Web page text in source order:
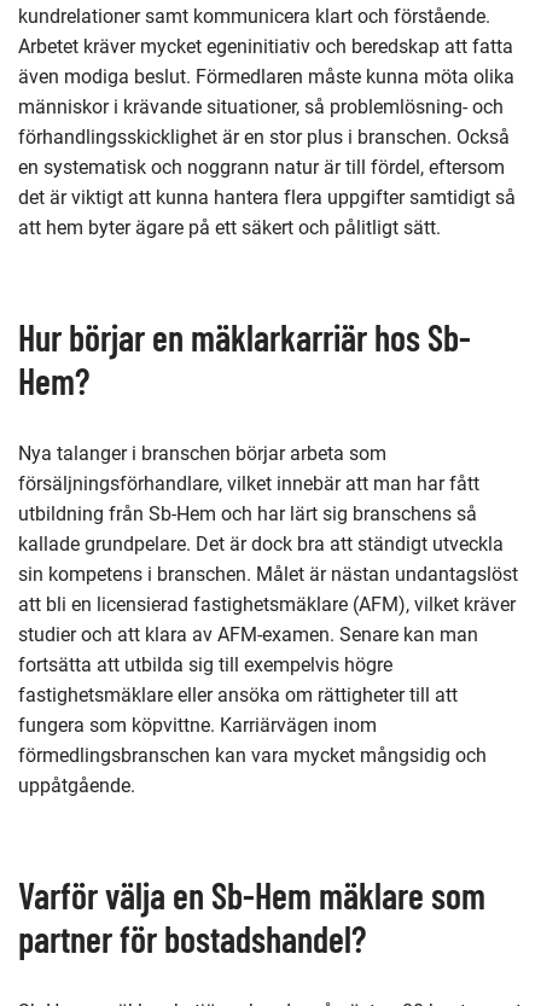
kundrelationer samt kommunicera klart och förstående.
Arbetet kräver mycket egeninitiativ och beredskap att fatta
även modiga beslut. Förmedlaren måste kunna möta olika
människor i krävande situationer, så problemlösning- och
förhandlingsskicklighet är en stor plus i branschen. Också
en systematisk och noggrann natur är till fördel, eftersom
det är viktigt att kunna hantera flera uppgifter samtidigt så
att hem byter ägare på ett säkert och pålitligt sätt.
Hur börjar en mäklarkarriär hos Sb-
Hem?
Nya talanger i branschen börjar arbeta som
försäljningsförhandlare, vilket innebär att man har fått
utbildning från Sb-Hem och har lärt sig branschens så
kallade grundpelare. Det är dock bra att ständigt utveckla
sin kompetens i branschen. Målet är nästan undantagslöst
att bli en licensierad fastighetsmäklare (AFM), vilket kräver
studier och att klara av AFM-examen. Senare kan man
fortsätta att utbilda sig till exempelvis högre
fastighetsmäklare eller ansöka om rättigheter till att
fungera som köpvittne. Karriärvägen inom
förmedlingsbranschen kan vara mycket mångsidig och
uppåtgående.
Varför välja en Sb-Hem mäklare som
partner för bostadshandel?